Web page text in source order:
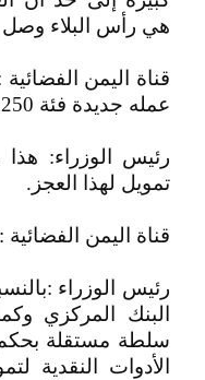
هي رأس البلاء وصل إلى 600
قناة اليمن
عمله جديدة فئة 250 ريال ؟
رئيس الوزراء:
تمويل لهذا العجز.
قناة اليمن
رئيس الوزراء
البنك المركزي
سلطة مستقلة
الأدوات النقدية